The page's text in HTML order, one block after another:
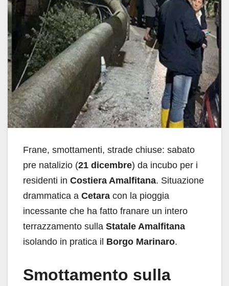
Frane, smottamenti, strade chiuse: sabato
pre natalizio (21 dicembre) da incubo per i
residenti in Costiera Amalfitana. Situazione
drammatica a Cetara con la pioggia
incessante che ha fatto franare un intero
terrazzamento sulla Statale Amalfitana
isolando in pratica il Borgo Marinaro.
Smottamento sulla